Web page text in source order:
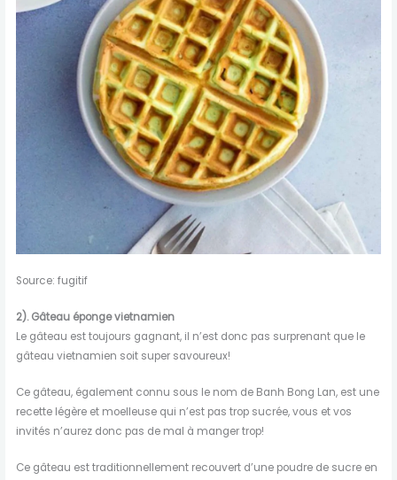
Source: fugitif
2). Gâteau éponge vietnamien
Le gâteau est toujours gagnant, il n’est donc pas surprenant que le
gâteau vietnamien soit super savoureux!
Ce gâteau, également connu sous le nom de Banh Bong Lan, est une
recette légère et moelleuse qui n’est pas trop sucrée, vous et vos
invités n’aurez donc pas de mal à manger trop!
Ce gâteau est traditionnellement recouvert d’une poudre de sucre en